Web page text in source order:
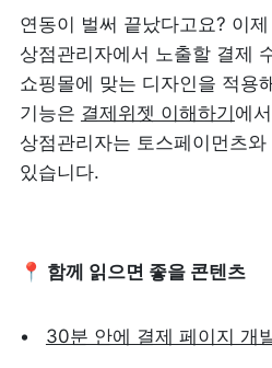
연동이 벌써 끝났다고요? 이
상점관리자에서 노출할 결제
쇼핑몰에 맞는 디자인을 적용
기능은 결제위젯 이해하기 에
상점관리자는 토스페이먼츠
있습니다.
📍 함께 읽으면 좋을 콘텐츠
30분 안에 결제 페이지 개